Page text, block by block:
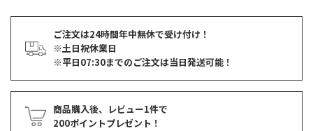
ご注文は24時間年中無休で受け付け！
※土日祝休業日
※平日07:30までのご注文は当日発送可能！
商品購入後、レビュー1件で
200ポイントプレゼント！